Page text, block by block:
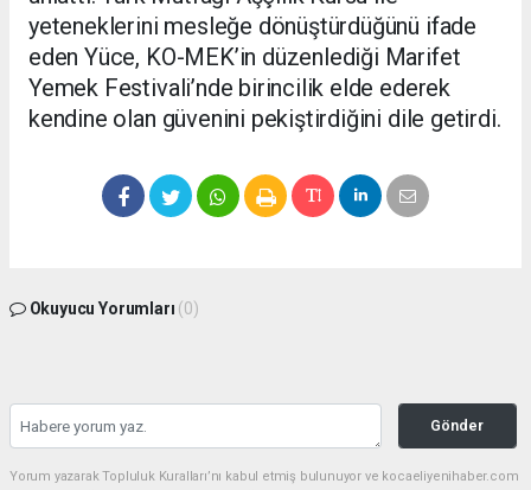
yeteneklerini mesleğe dönüştürdüğünü ifade
eden Yüce, KO-MEK’in düzenlediği Marifet
Yemek Festivali’nde birincilik elde ederek
kendine olan güvenini pekiştirdiğini dile getirdi.
Okuyucu Yorumları (0)
Gönder
Yorum yazarak Topluluk Kuralları’nı kabul etmiş bulunuyor ve kocaeliyenihaber.com